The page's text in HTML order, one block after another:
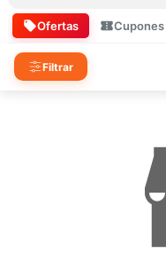
Ofertas Cupones
Filtrar